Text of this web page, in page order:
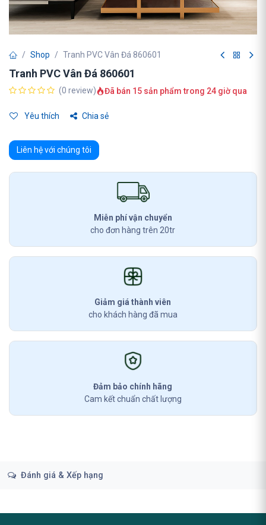
Shop Tranh PVC Vân Đá 860601
Tranh PVC Vân Đá 860601
(0 review) Đã bán 15 sản phẩm trong 24 giờ qua
Yêu thích Chia sẻ
Liên hệ với chúng tôi
Miễn phí vận chuyển
cho đơn hàng trên 20tr
Giảm giá thành viên
cho khách hàng đã mua
Đảm bảo chính hãng
Cam kết chuẩn chất lượng
Đánh giá & Xếp hạng